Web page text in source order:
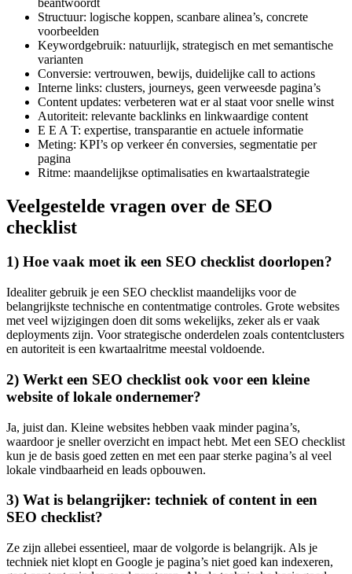
Structuur: logische koppen, scanbare alinea’s, concrete
voorbeelden
Keywordgebruik: natuurlijk, strategisch en met semantische
varianten
Conversie: vertrouwen, bewijs, duidelijke call to actions
Interne links: clusters, journeys, geen verweesde pagina’s
Content updates: verbeteren wat er al staat voor snelle winst
Autoriteit: relevante backlinks en linkwaardige content
E E A T: expertise, transparantie en actuele informatie
Meting: KPI’s op verkeer én conversies, segmentatie per
pagina
Ritme: maandelijkse optimalisaties en kwartaalstrategie
Veelgestelde vragen over de SEO
checklist
1) Hoe vaak moet ik een SEO checklist doorlopen?
Idealiter gebruik je een SEO checklist maandelijks voor de
belangrijkste technische en contentmatige controles. Grote websites
met veel wijzigingen doen dit soms wekelijks, zeker als er vaak
deployments zijn. Voor strategische onderdelen zoals contentclusters
en autoriteit is een kwartaalritme meestal voldoende.
2) Werkt een SEO checklist ook voor een kleine
website of lokale ondernemer?
Ja, juist dan. Kleine websites hebben vaak minder pagina’s,
waardoor je sneller overzicht en impact hebt. Met een SEO checklist
kun je de basis goed zetten en met een paar sterke pagina’s al veel
lokale vindbaarheid en leads opbouwen.
3) Wat is belangrijker: techniek of content in een
SEO checklist?
Ze zijn allebei essentieel, maar de volgorde is belangrijk. Als je
techniek niet klopt en Google je pagina’s niet goed kan indexeren,